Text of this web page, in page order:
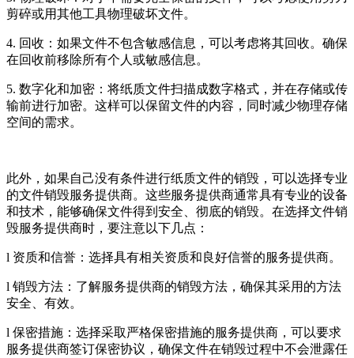
剪碎或用其他工具物理破坏文件。
4. 回收：如果文件不包含敏感信息，可以考虑将其回收。确保
在回收前移除所有个人或敏感信息。
5. 数字化和加密：将纸质文件扫描成数字格式，并在存储或传
输前进行加密。这样可以保留文件的内容，同时减少物理存储
空间的需求。
此外，如果自己没有条件进行纸质文件的销毁，可以选择专业
的文件销毁服务提供商。这些服务提供商通常具有专业的设备
和技术，能够确保文件得到安全、彻底的销毁。在选择文件销
毁服务提供商时，要注意以下几点：
l 资质和信誉：选择具有相关资质和良好信誉的服务提供商。
l 销毁方法：了解服务提供商的销毁方法，确保其采用的方法
安全、有效。
l 保密措施：选择采取严格保密措施的服务提供商，可以要求
服务提供商签订保密协议，确保文件在销毁过程中不会泄露任